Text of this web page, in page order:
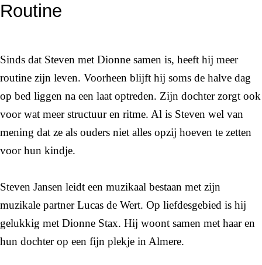
Routine
Sinds dat Steven met Dionne samen is, heeft hij meer
routine zijn leven. Voorheen blijft hij soms de halve dag
op bed liggen na een laat optreden. Zijn dochter zorgt ook
voor wat meer structuur en ritme. Al is Steven wel van
mening dat ze als ouders niet alles opzij hoeven te zetten
voor hun kindje.
Steven Jansen leidt een muzikaal bestaan met zijn
muzikale partner Lucas de Wert. Op liefdesgebied is hij
gelukkig met Dionne Stax. Hij woont samen met haar en
hun dochter op een fijn plekje in Almere.